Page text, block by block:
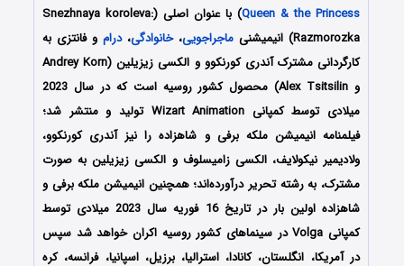
Queen & the Princess
) با عنوان اصلی (Snezhnaya koroleva:
Razmorozka) انیمیشنی
ماجراجویی،خانوادگی،درامو فانتزی به
کارگردانی مشترک آندری کورنکوو و الکسی زیزیلین (Andrey Korn
و Alex Tsitsilin) محصول کشور روسیه است که در سال 2023
میلادی توسط کمپانی‌ Wizart Animation تولید و منتشر شد؛
فیلمنامه انیمیشن ملکه برفی و شاهزاده را نیز آندری کورنکوو،
ولادیمیر نیکولایف، الکسی زامیسلوف و الکسی زیزیلین به صورت
مشترک، به رشته تحریر درآورده‌اند؛ همچنین انیمیشن ملکه برفی و
شاهزاده اولین بار در تاریخ 16 فوریه سال 2023 میلادی توسط
کمپانی Volga در سینماهای کشور روسیه اکران خواهد شد سپس
در آمریکا، انگلستان، کانادا، استرالیا، برزیل، اسپانیا، فرانسه، کره